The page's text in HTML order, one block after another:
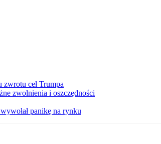
ceł Trumpa
zwolnienia i oszczędności
panikę na rynku